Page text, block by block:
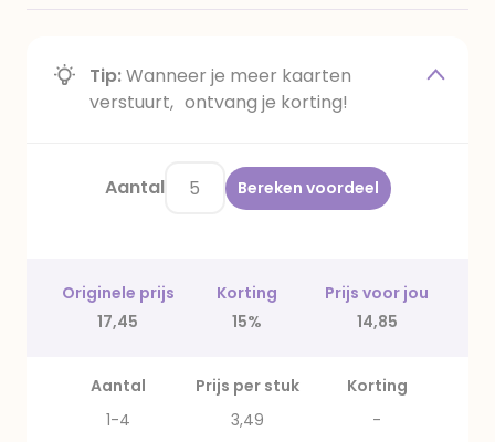
Tip:Wanneer je meer kaarten
verstuurt, ontvang je korting!
Aantal Bereken voordeel
Originele prijs Korting
Prijs voor jou
17,45
15% 14,85
Aantal Prijs per stuk
Korting
1-4
3,49
-